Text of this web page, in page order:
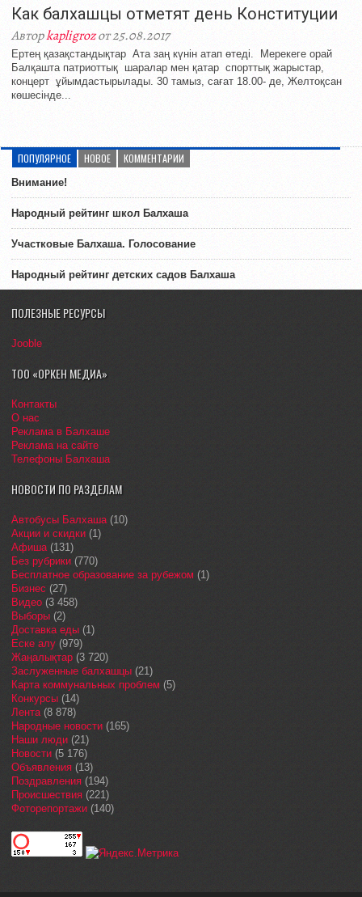
Как балхашцы отметят день Конституции
Авторkapligrozот 25.08.2017
Ертең қазақстандықтар Ата заң күнін атап өтеді. Мерекеге орай
Балқашта патриоттық шаралар мен қатар спорттық жарыстар,
концерт ұйымдастырылады. 30 тамыз, сағат 18.00- де, Желтоқсан
көшесінде...
ПОПУЛЯРНОЕ НОВОЕ КОММЕНТАРИИ
Внимание!
Народный рейтинг школ Балхаша
Участковые Балхаша. Голосование
Народный рейтинг детских садов Балхаша
ПОЛЕЗНЫЕ РЕСУРСЫ
Jooble
ТОО «ОРКЕН МЕДИА»
Контакты
О нас
Реклама в Балхаше
Реклама на сайте
Телефоны Балхаша
НОВОСТИ ПО РАЗДЕЛАМ
Автобусы Балхаша(10)
Акции и скидки (1)
Афиша(131)
Без рубрики (770)
Бесплатное образование за рубежом (1)
Бизнес (27)
Видео (3 458)
Выборы (2)
Доставка еды (1)
Еске алу (979)
Жаңалықтар (3 720)
Заслуженные балхашцы (21)
Карта коммунальных проблем (5)
Конкурсы (14)
Лента(8 878)
Народные новости (165)
Наши люди (21)
Новости (5 176)
Объявления (13)
Поздравления (194)
Происшествия (221)
Фоторепортажи (140)